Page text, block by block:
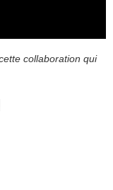
collaboration qui